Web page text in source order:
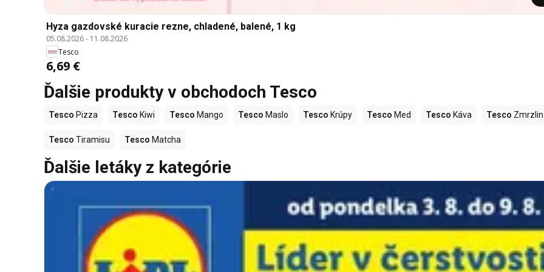
Hyza gazdovské kuracie rezne, chladené, balené, 1 kg
05.08.2026- 11.08.2026
Tesco
6,69 €
Ďalšie produkty v obchodoch Tesco
Tesco Pizza Tesco Kiwi Tesco Mango Tesco Maslo Tesco Krúpy Tesco Med Tesco Káva Tesco
Tesco Tiramisu Tesco Matcha
Ďalšie letáky z kategórie